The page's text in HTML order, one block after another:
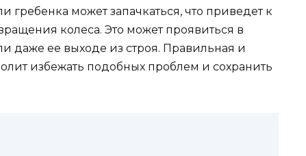
может запачкаться, что приведет к
колеса. Это может проявиться в
даже ее выходе из строя. Правильная и
избежать подобных проблем и сохранить